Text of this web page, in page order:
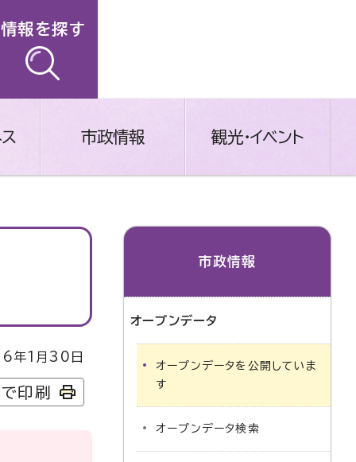
情報を探す
市政情報 観光・イベント
1月30日
印刷
市政情報
オープンデータ
オープンデータを公開していま
す
オープンデータ検索